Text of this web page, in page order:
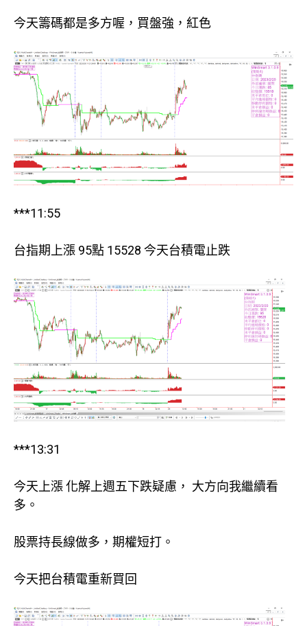
今天籌碼都是多方喔，買盤強，紅色
***11:55
台指期上漲 95點 15528 今天台積電止跌
***13:31
今天上漲 化解上週五下跌疑慮， 大方向我繼續看
多。
股票持長線做多，期權短打。
今天把台積電重新買回